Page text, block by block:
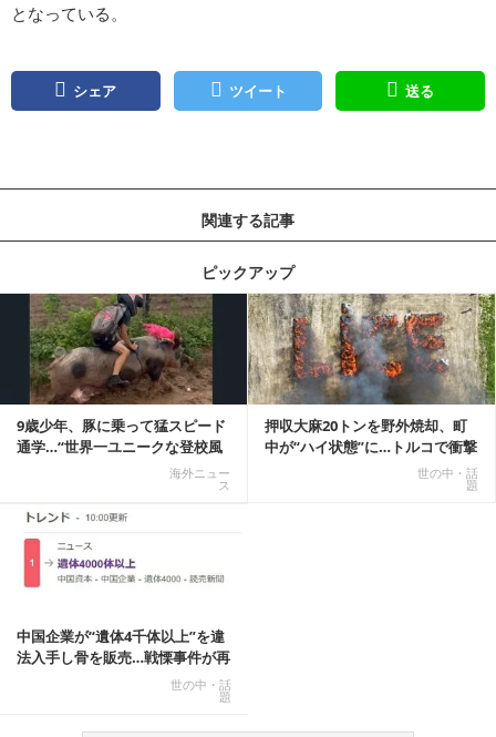
となっている。
シェア ツイート 送る
関連する記事
ピックアップ
9歳少年、豚に乗って猛スピード
通学…“世界一ユニークな登校風
海外ニュー
ス
押収大麻20トンを野外焼却、町
中が“ハイ状態”に…トルコで衝撃
世の中・話
題
記事を読む
中国企業が“遺体4千体以上”を違
法入手し骨を販売…戦慄事件が再
世の中・話
題